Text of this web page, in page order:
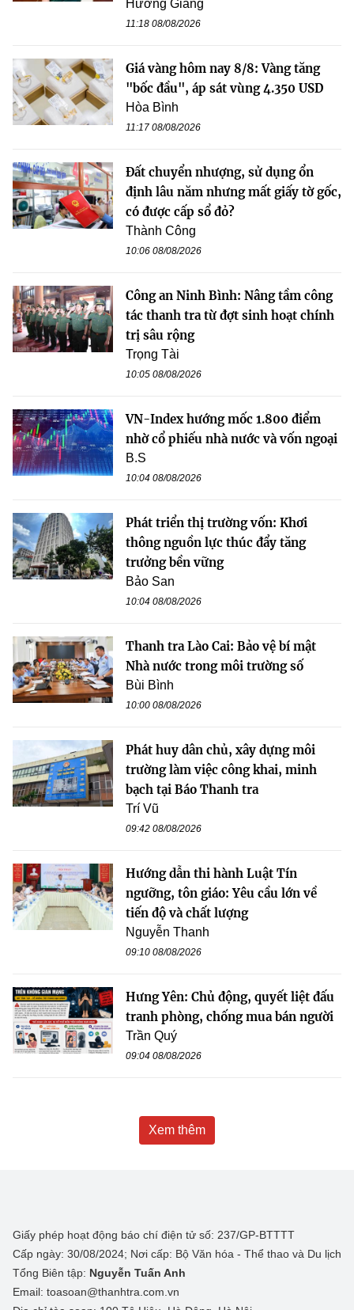
Hương Giang
11:18 08/08/2026
Giá vàng hôm nay 8/8: Vàng tăng
"bốc đầu", áp sát vùng 4.350 USD
Hòa Bình
11:17 08/08/2026
Đất chuyển nhượng, sử dụng ổn
định lâu năm nhưng mất giấy tờ gốc,
có được cấp sổ đỏ?
Thành Công
10:06 08/08/2026
Công an Ninh Bình: Nâng tầm công
tác thanh tra từ đợt sinh hoạt chính
trị sâu rộng
Trọng Tài
10:05 08/08/2026
VN-Index hướng mốc 1.800 điểm
nhờ cổ phiếu nhà nước và vốn ngoại
B.S
10:04 08/08/2026
Phát triển thị trường vốn: Khơi
thông nguồn lực thúc đẩy tăng
trưởng bền vững
Bảo San
10:04 08/08/2026
Thanh tra Lào Cai: Bảo vệ bí mật
Nhà nước trong môi trường số
Bùi Bình
10:00 08/08/2026
Phát huy dân chủ, xây dựng môi
trường làm việc công khai, minh
bạch tại Báo Thanh tra
Trí Vũ
09:42 08/08/2026
Hướng dẫn thi hành Luật Tín
ngưỡng, tôn giáo: Yêu cầu lớn về
tiến độ và chất lượng
Nguyễn Thanh
09:10 08/08/2026
Hưng Yên: Chủ động, quyết liệt đấu
tranh phòng, chống mua bán người
Trần Quý
09:04 08/08/2026
Xem thêm
Giấy phép hoạt động báo chí điện tử số: 237/GP-BTTTT
Cấp ngày: 30/08/2024; Nơi cấp: Bộ Văn hóa - Thể thao và Du lịch
Tổng Biên tập: Nguyễn Tuấn Anh
Email: toasoan@thanhtra.com.vn